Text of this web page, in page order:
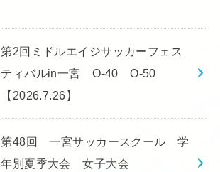
第2回ミドルエイジサッカーフェス
ティバルin一宮 O-40 O-50
【2026.7.26】
第48回 一宮サッカースクール 学
年別夏季大会 女子大会